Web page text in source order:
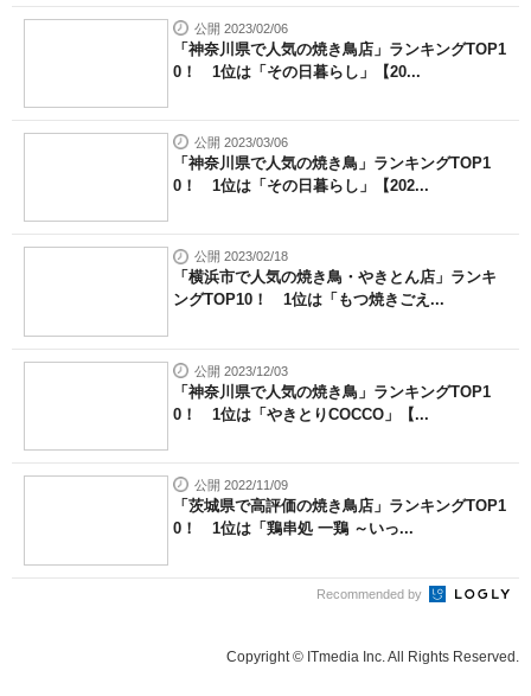
公開 2023/02/06
「神奈川県で人気の焼き鳥店」ランキングTOP1
0！ 1位は「その日暮らし」【20...
公開 2023/03/06
「神奈川県で人気の焼き鳥」ランキングTOP1
0！ 1位は「その日暮らし」【202...
公開 2023/02/18
「横浜市で人気の焼き鳥・やきとん店」ランキ
ングTOP10！ 1位は「もつ焼きごえ...
公開 2023/12/03
「神奈川県で人気の焼き鳥」ランキングTOP1
0！ 1位は「やきとりCOCCO」【...
公開 2022/11/09
「茨城県で高評価の焼き鳥店」ランキングTOP1
0！ 1位は「鶏串処 一鶏 ～いっ...
Recommended by
Copyright © ITmedia Inc. All Rights Reserved.